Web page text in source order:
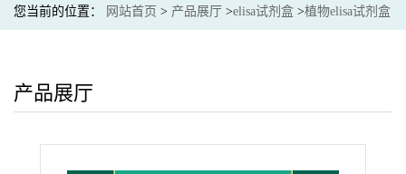
您当前的位置： 网站首页 > 产品展厅 >elisa试剂盒 >植物elisa试剂盒
产品展厅